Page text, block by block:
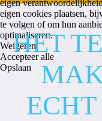
HET
eigen
eigen cookies plaatsen,
te volgen of om hun
optimaliseren.
Weigeren
Accepteer alle
Opslaan